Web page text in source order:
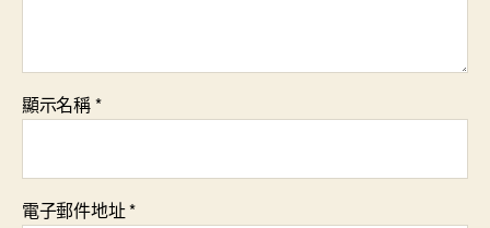
顯示名稱*
電子郵件地址*